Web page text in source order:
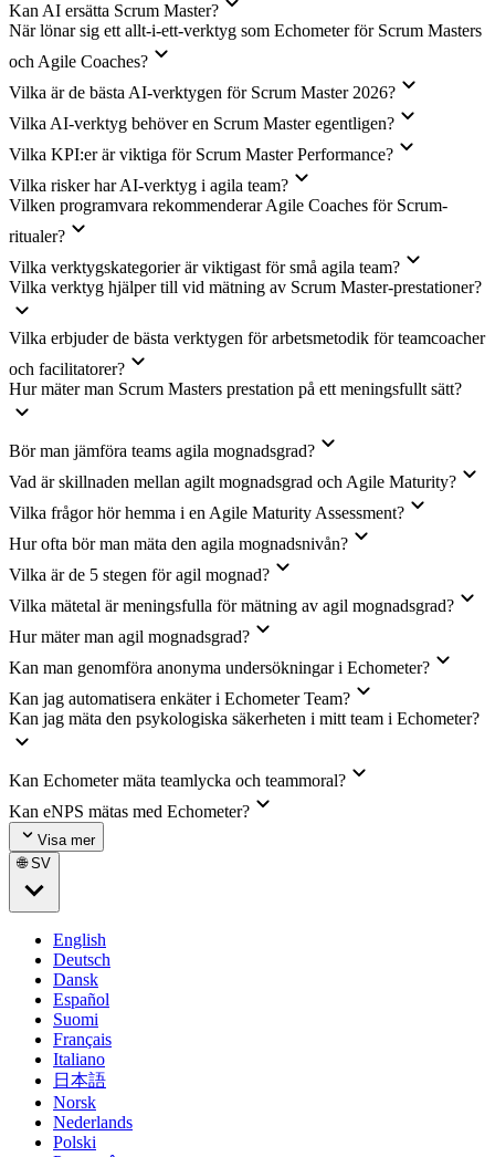
Kan AI ersätta Scrum Master?
När lönar sig ett allt-i-ett-verktyg som Echometer för Scrum Masters
och Agile Coaches?
Vilka är de bästa AI-verktygen för Scrum Master 2026?
Vilka AI-verktyg behöver en Scrum Master egentligen?
Vilka KPI:er är viktiga för Scrum Master Performance?
Vilka risker har AI-verktyg i agila team?
Vilken programvara rekommenderar Agile Coaches för Scrum-
ritualer?
Vilka verktygskategorier är viktigast för små agila team?
Vilka verktyg hjälper till vid mätning av Scrum Master-prestationer?
Vilka erbjuder de bästa verktygen för arbetsmetodik för teamcoacher
och facilitatorer?
Hur mäter man Scrum Masters prestation på ett meningsfullt sätt?
Bör man jämföra teams agila mognadsgrad?
Vad är skillnaden mellan agilt mognadsgrad och Agile Maturity?
Vilka frågor hör hemma i en Agile Maturity Assessment?
Hur ofta bör man mäta den agila mognadsnivån?
Vilka är de 5 stegen för agil mognad?
Vilka mätetal är meningsfulla för mätning av agil mognadsgrad?
Hur mäter man agil mognadsgrad?
Kan man genomföra anonyma undersökningar i Echometer?
Kan jag automatisera enkäter i Echometer Team?
Kan jag mäta den psykologiska säkerheten i mitt team i Echometer?
Kan Echometer mäta teamlycka och teammoral?
Kan eNPS mätas med Echometer?
Visa mer
🌐 SV
English
Deutsch
Dansk
Español
Suomi
Français
Italiano
日本語
Norsk
Nederlands
Polski